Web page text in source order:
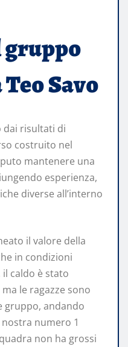
Savo
dai risultati di
costruito nel
mantenere una
esperienza,
diverse all’interno
il valore della
in condizioni
caldo è stato
le ragazze sono
gruppo, andando
nostra numero 1
non ha grossi